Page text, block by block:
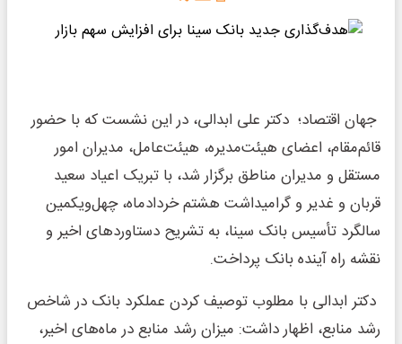
جهان اقتصاد؛ دکتر علی ابدالی، در این نشست که با حضور
قائم‌مقام، اعضای هیئت‌مدیره، هیئت‌عامل، مدیران امور
مستقل و مدیران مناطق برگزار شد، با تبریک اعیاد سعید
قربان و غدیر و گرامیداشت هشتم خردادماه، چهل‌ویکمین
سالگرد تأسیس بانک سینا، به تشریح دستاوردهای اخیر و
نقشه راه آینده بانک پرداخت.
دکتر ابدالی با مطلوب توصیف کردن عملکرد بانک در شاخص
رشد منابع، اظهار داشت: میزان رشد منابع در ماه‌های اخیر،